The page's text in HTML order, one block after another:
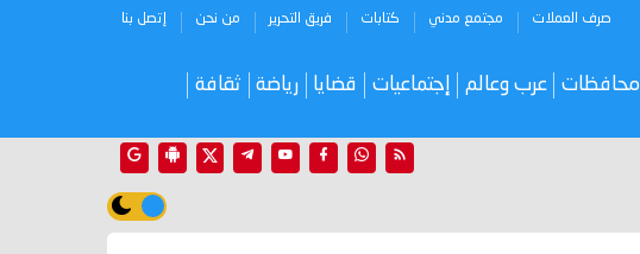
صرف العملات مجتمع مدني كتابات فريق التحرير من نحن إتصل بنا
محافظات عرب وعالم إجتماعيات قضايا رياضة ثقافة